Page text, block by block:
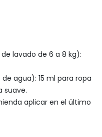
lavado de 6 a 8 kg):
agua): 15 ml para ropa
suave.
aplicar en el último